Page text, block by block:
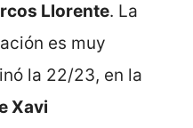
Llorente. La
es muy
la 22/23, en la
Xavi